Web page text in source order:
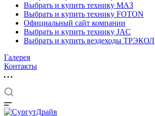
Выбрать и купить технику МАЗ
Выбрать и купить технику FOTON
Официальный сайт компании
Выбрать и купить технику JAC
Выбрать и купить вездеходы ТРЭКОЛ
Галерея
Контакты